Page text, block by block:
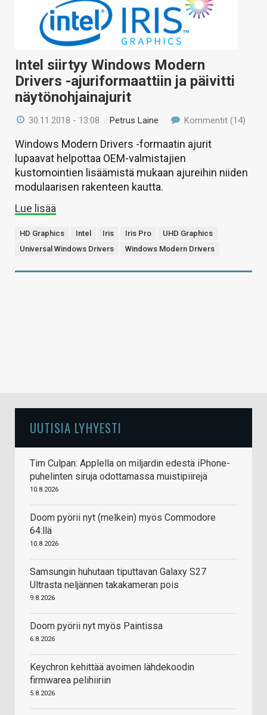
HINTA.FI
VAIHDA TEEMA
HAKU
Intel siirtyy Windows Modern
Drivers -ajuriformaattiin ja päivitti
näytönohjainajurit
30.11.2018 - 13:08 /Petrus Laine Kommentit (14)
Windows Modern Drivers -formaatin ajurit
lupaavat helpottaa OEM-valmistajien
kustomointien lisäämistä mukaan ajureihin niiden
modulaarisen rakenteen kautta.
Lue lisää
HD Graphics Intel Iris Iris Pro
UHD Graphics
Universal Windows Drivers
Windows Modern Drivers
UUTISIA LYHYESTI
Tim Culpan: Applella on miljardin edestä iPhone-
puhelinten siruja odottamassa muistipiirejä
10.8.2026
Doom pyörii nyt (melkein) myös Commodore
64:llä
10.8.2026
Samsungin huhutaan tiputtavan Galaxy S27
Ultrasta neljännen takakameran pois
9.8.2026
Doom pyörii nyt myös Paintissa
6.8.2026
Keychron kehittää avoimen lähdekoodin
firmwarea pelihiiriin
5.8.2026